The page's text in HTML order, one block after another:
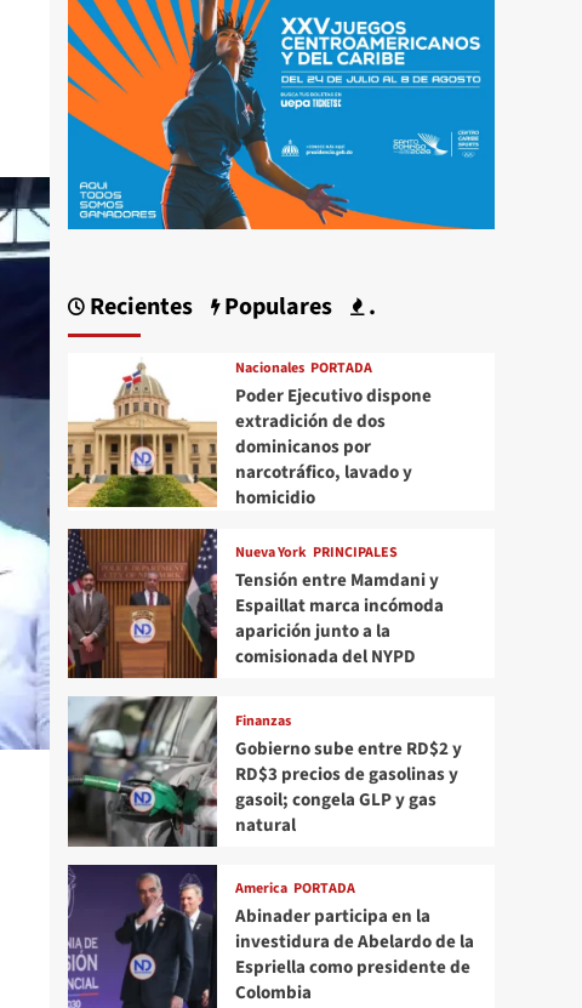
Recientes Populares .
Nacionales PORTADA
Poder Ejecutivo dispone
extradición de dos
dominicanos por
narcotráfico, lavado y
homicidio
Nueva York PRINCIPALES
Tensión entre Mamdani y
Espaillat marca incómoda
aparición junto a la
comisionada del NYPD
Finanzas
Gobierno sube entre RD$2 y
RD$3 precios de gasolinas y
gasoil; congela GLP y gas
natural
America PORTADA
Abinader participa en la
investidura de Abelardo de la
Espriella como presidente de
Colombia